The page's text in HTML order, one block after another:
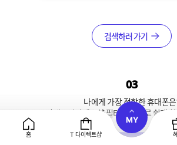
검색하러 가기
03
나에게 가장 적합한 휴대폰
이제 T 다이렉트샵 필터 검색으로 쉽게 찾
홈 T 다이렉트샵
MY